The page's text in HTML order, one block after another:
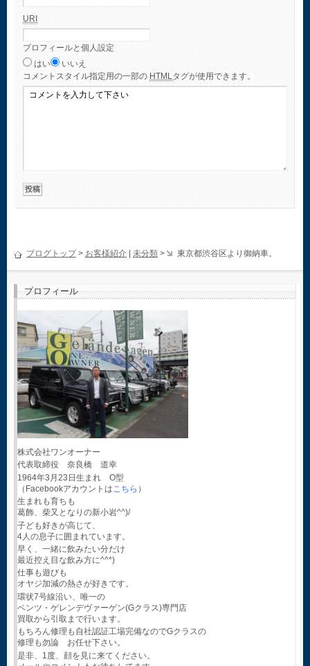
URI
プロフィールと個人設定
はい
いいえ
コメント スタイル指定用の一部の HTMLタグが使用できます。
ブログトップ> お客様紹介 未分類 > 東京都渋谷区より御納車。
プロフィール
株式会社ワンオーナー
代表取締役 奈良橋 道幸
1964年3月23日生まれ O型
（Facebookアカウントはこちら ）
生まれも育ちも
葛飾、柴又となりの新小岩^^)/
子ども好きが高じて、
4人の息子に囲まれています。
早く、一緒に飲みたい分だけ
最近控え目な飲み方に^^*)
仕事も遊びも
オヤジ加減の熱さが好きです。
環状7号線沿い、唯一の
ベンツ・ゲレンデヴァーゲン(Gクラス)専門店
買取から引取まで行います。
もちろん修理も自社認証工場完備なのでGクラスの
修理も勿論 お任せ下さい。
是非、1度、顔を見に来てください。